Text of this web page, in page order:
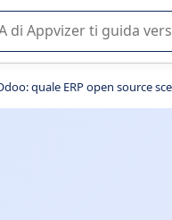
o nella scelta di
quale ERP open source